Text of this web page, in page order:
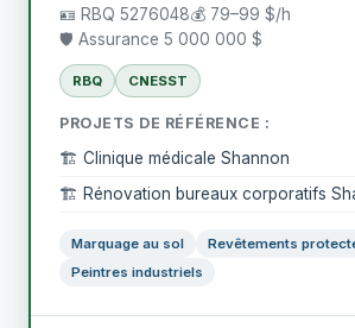
🪪 RBQ 5276048💰 79–99 $/h
🛡️ Assurance 5 000 000 $
RBQ CNESST
PROJETS DE RÉFÉRENCE :
🏗️ Clinique médicale Shannon
🏗️ Rénovation bureaux corporatifs
Marquage au sol
Revêtements
Peintres industriels